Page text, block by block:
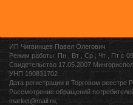
ИП Чигвинцев Павел Олегович
Режим работы: Пн , Вт , Ср , Чт , Пт c
Свидетельство 17.05.2007
УНП 190831702
Дата регистрации в Торговом реестре
Рассмотрение обращений
market@mail.ru,